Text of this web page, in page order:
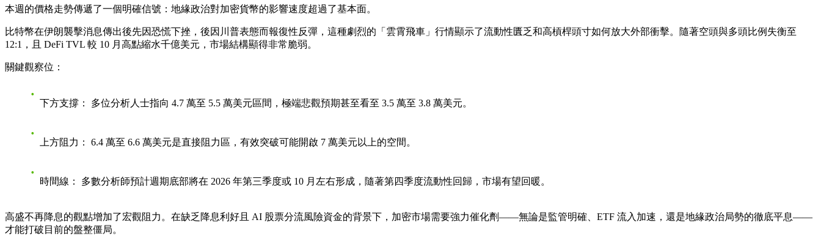
本週的價格走勢傳遞了一個明確信號： 地緣政治對加密貨幣的影響速度超過了基本面。
比特幣在伊朗襲擊消息傳出後先因恐慌下挫，後因川普表態而報復性反彈，這種劇烈的「雲霄飛車」行情顯示了流動性匱乏和高槓桿頭寸如何放大外部衝擊。隨著空頭與多頭比例失衡至
12:1，且 DeFi TVL 較 10 月高點縮水千億美元，市場結構顯得非常脆弱。
關鍵觀察位：
下方支撐： 多位分析人士指向 4.7 萬至 5.5 萬美元區間，極端悲觀預期甚至看至 3.5 萬至 3.8 萬美元。
上方阻力： 6.4 萬至 6.6 萬美元是直接阻力區，有效突破可能開啟 7 萬美元以上的空間。
時間線： 多數分析師預計週期底部將在 2026 年第三季度或 10 月左右形成，隨著第四季度流動性回歸，市場有望回暖。
高盛不再降息的觀點增加了宏觀阻力。在缺乏降息利好且 AI 股票分流風險資金的背景下，加密市場需要強力催化劑——無論是監管明確、ETF 流入加速，還是地緣政治局勢的徹底平息——
才能打破目前的盤整僵局。